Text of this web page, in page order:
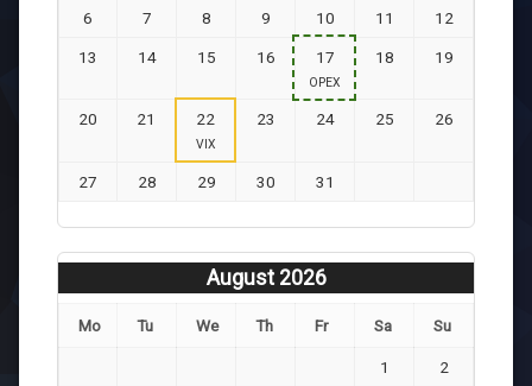
6 7 8 9 10 11 12
13 14 15 16 17
OPEX
18 19
20 21 22
VIX
23 24 25 26
27 28 29 30 31
August 2026
Mo Tu We Th Fr Sa Su
1 2